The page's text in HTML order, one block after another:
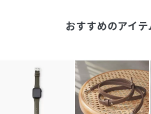
本商品は防水ではございませんので、もし
新しいうちから定期的にクリームを塗る
がつきにくくなります。
FARO ではLeather Care Cream もご用
おすすめのアイテ